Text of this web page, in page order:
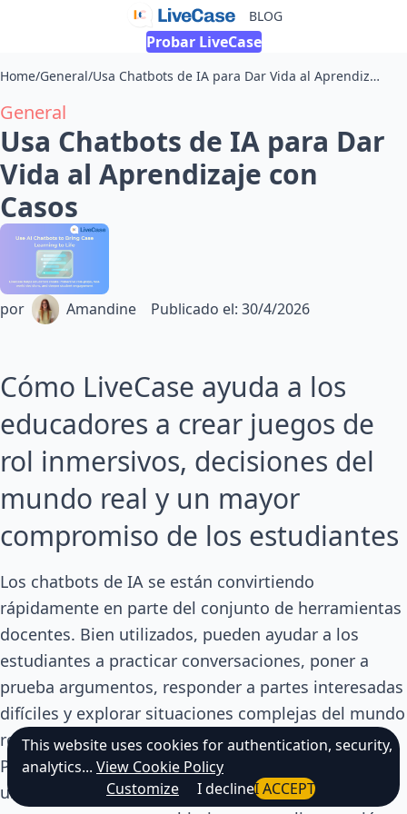
BLOG
Probar LiveCase
Home/General/ Usa Chatbots de IA para Dar Vida al Aprendizaje con Casos
General
Usa Chatbots de IA para Dar
Vida al Aprendizaje con
Casos
por Amandine Publicado el: 30/4/2026
Cómo LiveCase ayuda a los
educadores a crear juegos de
rol inmersivos, decisiones del
mundo real y un mayor
compromiso de los estudiantes
Los chatbots de IA se están convirtiendo
rápidamente en parte del conjunto de herramientas
docentes. Bien utilizados, pueden ayudar a los
estudiantes a practicar conversaciones, poner a
prueba argumentos, responder a partes interesadas
difíciles y explorar situaciones complejas del mundo
real en un entorno seguro.
Pero un chatbot por sí solo no es automáticamente
una experiencia de aprendizaje. Sigue necesitando
This website uses cookies for authentication, security,
analytics... View Cookie Policy
Customize
I declineI ACCEPT